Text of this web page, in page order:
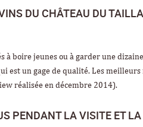
DU CHÂTEAU DU
à boire jeunes ou à garder une dizaine
est un gage de qualité. Les
réalisée en décembre 2014).
PENDANT LA VISITE ET